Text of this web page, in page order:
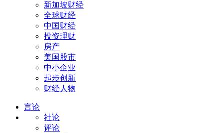
新加坡财经
全球财经
中国财经
投资理财
房产
美国股市
中小企业
起步创新
财经人物
言论
社论
评论